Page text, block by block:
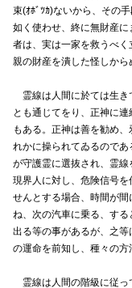
束(ｵﾎﾞﾂｶ)ないから、その
如く使わせ、終に無財産
者は、実は一家を救うべ
親の財産を潰した怪しから
霊線は人間に於ては生き
とも通じてをり、正神に
もある。正神は善を勧め
れかに操られてゐるので
が守護霊に選抜され、霊
現界人に対し、危険信号
せんとする場合、時間が
ね、次の汽車に乗る、す
出る等の事があるが、之
の運命を前知し、種々の方
霊線は人間の階級に従っ